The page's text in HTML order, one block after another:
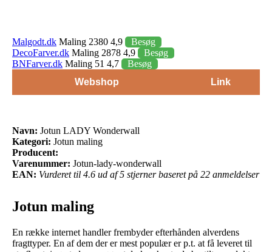
Malgodt.dk Maling 2380 4,9
Besøg
DecoFarver.dk Maling 2878 4,9
Besøg
BNFarver.dk Maling 51 4,7
Besøg
Webshop
Link
Navn: Jotun LADY Wonderwall
Kategori: Jotun maling
Producent:
Varenummer: Jotun-lady-wonderwall
EAN: Vurderet til 4.6 ud af 5 stjerner baseret på 22 anmeldelser
Jotun maling
En række internet handler frembyder efterhånden alverdens
fragttyper. En af dem der er mest populær er p.t. at få leveret til